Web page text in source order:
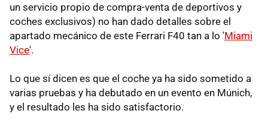
un servicio propio de compra-venta de deportivos y
coches exclusivos) no han dado detalles sobre el
apartado mecánico de este Ferrari F40 tan a lo 'Miami
Vice'.
Lo que sí dicen es que el coche ya ha sido sometido a
varias pruebas y ha debutado en un evento en Múnich,
y el resultado les ha sido satisfactorio.